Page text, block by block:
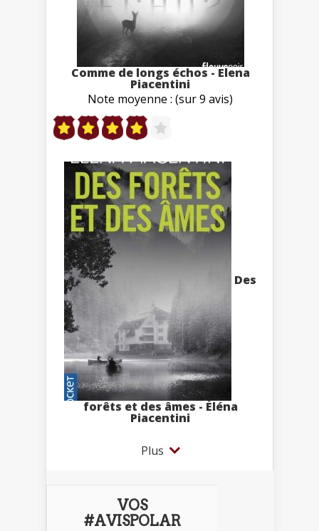
Comme de longs échos - Elena
Piacentini
Note moyenne : (sur 9 avis)
Des
forêts et des âmes - Éléna
Piacentini
Plus
VOS
#AVISPOLAR